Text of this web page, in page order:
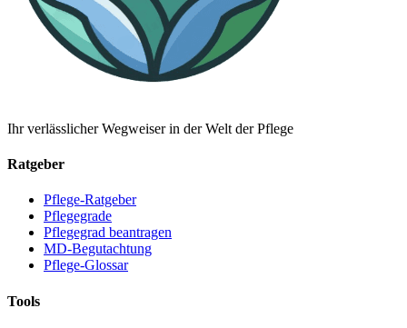
Ihr verlässlicher Wegweiser in der Welt der Pflege
Ratgeber
Pflege-Ratgeber
Pflegegrade
Pflegegrad beantragen
MD-Begutachtung
Pflege-Glossar
Tools